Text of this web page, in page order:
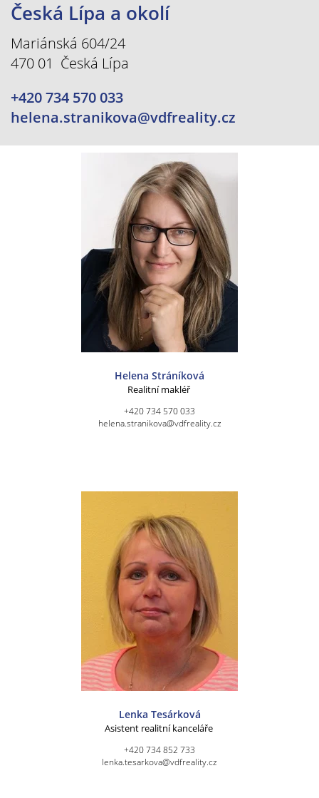
Česká Lípa a okolí
Mariánská 604/24
470 01 Česká Lípa
+420 734 570 033
helena.stranikova@vdfreality.cz
Helena Stráníková
Realitní makléř
+420 734 570 033
helena.stranikova@vdfreality.cz
Lenka Tesárková
Asistent realitní kanceláře
+420 734 852 733
lenka.tesarkova@vdfreality.cz